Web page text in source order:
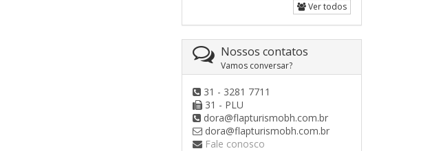
Ver todos
Nossos contatos
Vamos conversar?
31 - 3281 7711
31 - PLU
dora@flapturismobh.com.br
dora@flapturismobh.com.br
Fale conosco